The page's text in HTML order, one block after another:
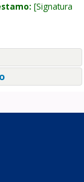
Signatura